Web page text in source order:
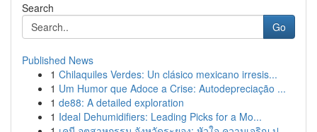
Search
Go
Published News
1 Chilaquiles Verdes: Un clásico mexicano irresis...
1 Um Humor que Adoce a Crise: Autodepreciação ...
1 de88: A detailed exploration
1 Ideal Dehumidifiers: Leading Picks for a Mo...